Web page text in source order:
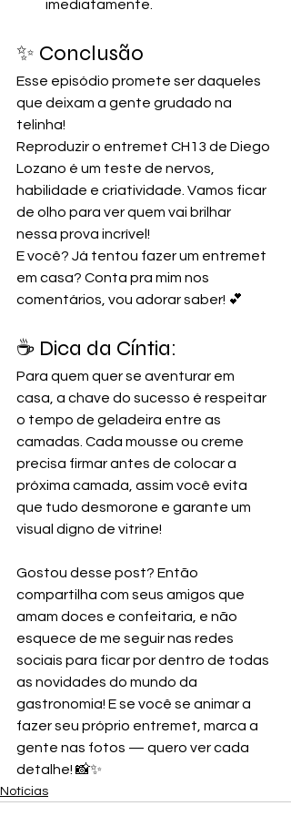
imediatamente.
✨ Conclusão
Esse episódio promete ser daqueles
que deixam a gente grudado na
telinha!
Reproduzir o entremet CH13 de Diego
Lozano é um teste de nervos,
habilidade e criatividade. Vamos ficar
de olho para ver quem vai brilhar
nessa prova incrível!
E você? Já tentou fazer um entremet
em casa? Conta pra mim nos
comentários, vou adorar saber! 💕
☕ Dica da Cíntia:
Para quem quer se aventurar em
casa, a chave do sucesso é respeitar
o tempo de geladeira entre as
camadas. Cada mousse ou creme
precisa firmar antes de colocar a
próxima camada, assim você evita
que tudo desmorone e garante um
visual digno de vitrine!
Gostou desse post? Então
compartilha com seus amigos que
amam doces e confeitaria, e não
esquece de me seguir nas redes
sociais para ficar por dentro de todas
as novidades do mundo da
gastronomia! E se você se animar a
fazer seu próprio entremet, marca a
gente nas fotos — quero ver cada
detalhe! 📸✨
Notícias